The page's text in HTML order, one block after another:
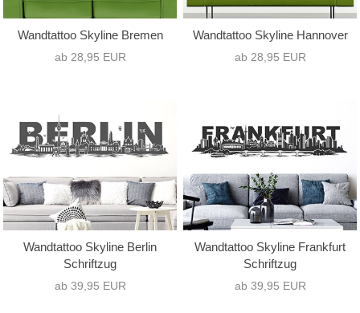
Wandtattoo Skyline Bremen
ab 28,95 EUR
Wandtattoo Skyline Hannover
ab 28,95 EUR
Wandtattoo Skyline Berlin
Schriftzug
ab 39,95 EUR
Wandtattoo Skyline Frankfurt
Schriftzug
ab 39,95 EUR